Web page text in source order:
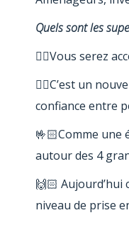
Quels sont les
☝🏻Vous serez
✌🏻C’est un
confiance entre
🤟🏻Comme
autour des 4
🙌🏻
niveau de prise